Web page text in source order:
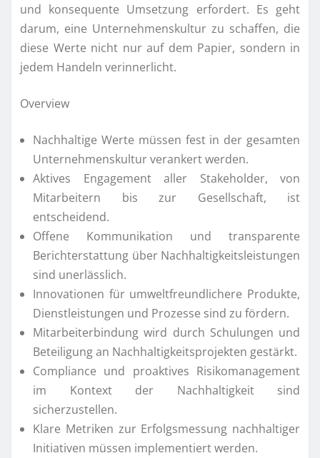
und konsequente Umsetzung erfordert. Es geht
darum, eine Unternehmenskultur zu schaffen, die
diese Werte nicht nur auf dem Papier, sondern in
jedem Handeln verinnerlicht.
Overview
Nachhaltige Werte müssen fest in der gesamten
Unternehmenskultur verankert werden.
Aktives Engagement aller Stakeholder, von
Mitarbeitern bis zur Gesellschaft, ist
entscheidend.
Offene Kommunikation und transparente
Berichterstattung über Nachhaltigkeitsleistungen
sind unerlässlich.
Innovationen für umweltfreundlichere Produkte,
Dienstleistungen und Prozesse sind zu fördern.
Mitarbeiterbindung wird durch Schulungen und
Beteiligung an Nachhaltigkeitsprojekten gestärkt.
Compliance und proaktives Risikomanagement
im Kontext der Nachhaltigkeit sind
sicherzustellen.
Klare Metriken zur Erfolgsmessung nachhaltiger
Initiativen müssen implementiert werden.